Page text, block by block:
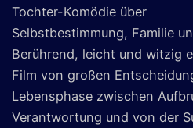
Tochter-Komödie über
Selbstbestimmung, Familie
Berührend, leicht und witzig
Film von großen
Lebensphase zwischen
Verantwortung und von der